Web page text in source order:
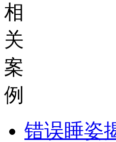
相
关
案
例
错误睡姿